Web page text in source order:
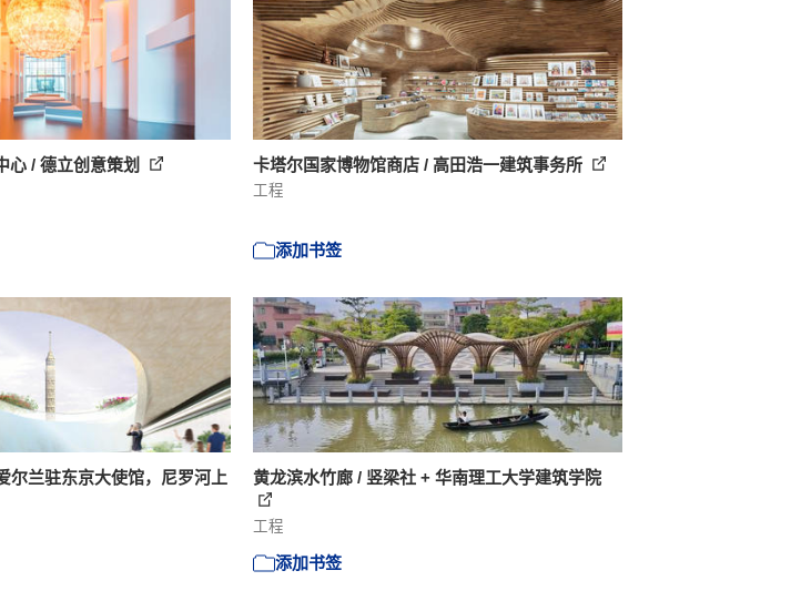
心 / 德立创意策划 卡塔尔国家博物馆商店 / 高田浩一建筑事务所
工程
添加书签
尔兰驻东京大使馆，尼罗河上
黄龙滨水竹廊 / 竖梁社 + 华南理工大学建筑学院
工程
添加书签